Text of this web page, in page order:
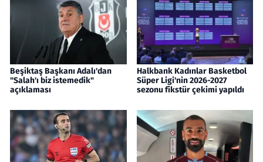
Beşiktaş Başkanı Adalı'dan
"Salah'ı biz istemedik"
açıklaması
Halkbank Kadınlar Basketbol
Süper Ligi'nin 2026-2027
sezonu fikstür çekimi yapıldı